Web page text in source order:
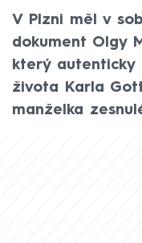
V Plzni měl v
dokument Olgy
který autenticky
života Karla
manželka